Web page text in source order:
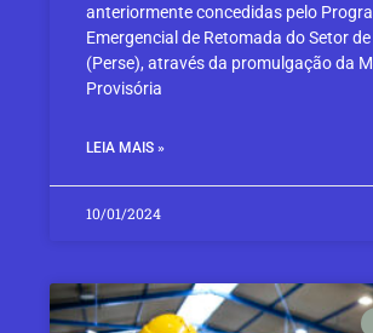
anteriormente concedidas pelo
Emergencial de Retomada do Setor
(Perse), através da promulgação da
Provisória
LEIA MAIS »
10/01/2024